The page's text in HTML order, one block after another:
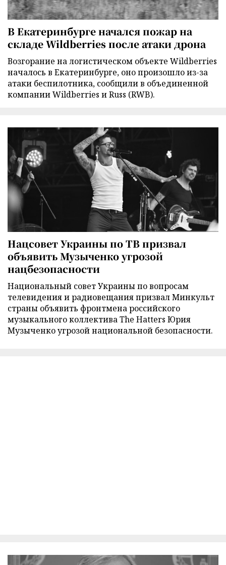
В Екатеринбурге начался пожар на
складе Wildberries после атаки дрона
Возгорание на логистическом объекте Wildberries
началось в Екатеринбурге, оно произошло из-за
атаки беспилотника, сообщили в объединенной
компании Wildberries и Russ (RWB).
Нацсовет Украины по ТВ призвал
объявить Музыченко угрозой
нацбезопасности
Национальный совет Украины по вопросам
телевидения и радиовещания призвал Минкульт
страны объявить фронтмена российского
музыкального коллектива The Hatters Юрия
Музыченко угрозой национальной безопасности.